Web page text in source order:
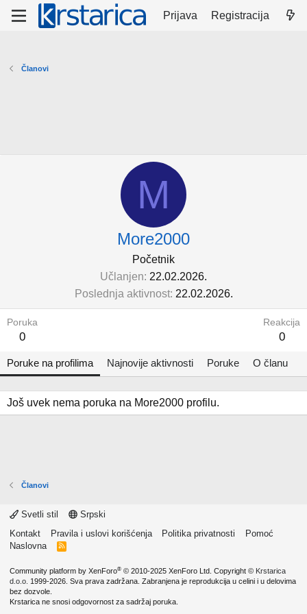
Prijava Registracija
Članovi
M
More2000
Početnik
Učlanjen 22.02.2026.
Poslednja aktivnost 22.02.2026.
Poruka
0
Reakcija
0
Poruke na profilima Najnovije aktivnosti Poruke O članu
Još uvek nema poruka na More2000 profilu.
Članovi
Svetli stil
Srpski
Kontakt
Pravila i uslovi korišćenja Politika privatnosti
Pomoć
Naslovna
R
Community platform by XenForo® © 2010-2025 XenForo Ltd. Copyright © Krstarica
d.o.o. 1999-2026. Sva prava zadržana. Zabranjena je reprodukcija u celini i u delovima
bez dozvole.
Krstarica ne snosi odgovornost za sadržaj poruka.